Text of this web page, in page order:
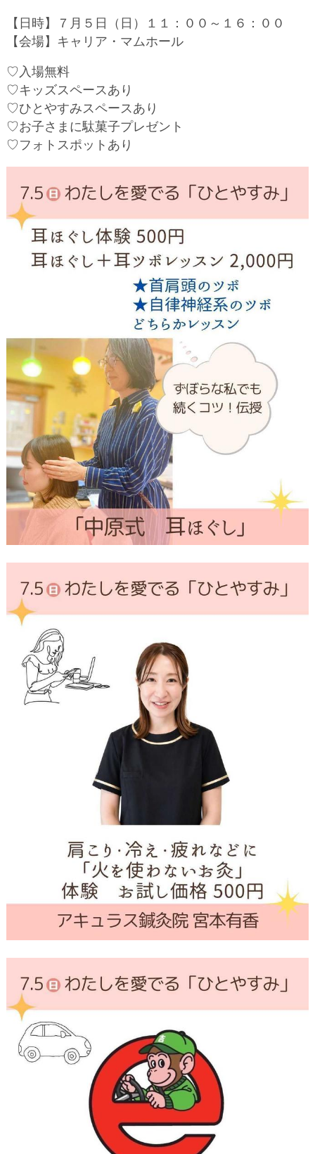
【日時】７月５日（日）１１：００～１６：００
【会場】キャリア・マムホール
♡入場無料
♡キッズスペースあり
♡ひとやすみスペースあり
♡お子さまに駄菓子プレゼント
♡フォトスポットあり